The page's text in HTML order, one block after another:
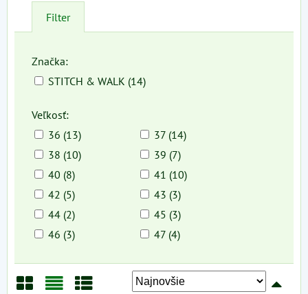
Filter
Značka:
STITCH & WALK (14)
Veľkosť:
36 (13)
37 (14)
38 (10)
39 (7)
40 (8)
41 (10)
42 (5)
43 (3)
44 (2)
45 (3)
46 (3)
47 (4)